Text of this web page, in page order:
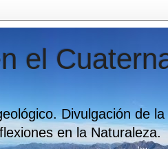
el
Divulgación de
en la Naturaleza.